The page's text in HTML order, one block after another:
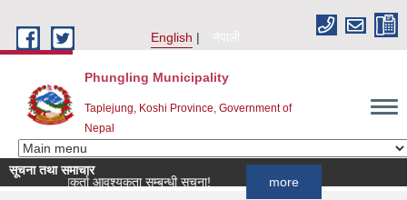
English
नेपाली
Phungling Municipality
Taplejung, Koshi Province, Government of
Nepal
सूचना तथा समाचार
खोपकर्ता आवश्यकता सम्बन्धी सूचना!